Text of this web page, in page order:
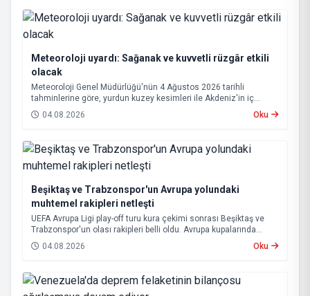
Meteoroloji uyardı: Sağanak ve kuvvetli rüzgâr etkili
olacak
Meteoroloji Genel Müdürlüğü'nün 4 Ağustos 2026 tarihli
tahminlerine göre, yurdun kuzey kesimleri ile Akdeniz'in iç
bölgelerinde yer yer sağanak ve gök gürültülü sağanak yağış
bekleniyor.
04.08.2026 Oku
Beşiktaş ve Trabzonspor'un Avrupa yolundaki
muhtemel rakipleri netleşti
UEFA Avrupa Ligi play-off turu kura çekimi sonrası Beşiktaş ve
Trabzonspor'un olası rakipleri belli oldu. Avrupa kupalarında
yoluna devam eden Beşiktaş ve Trabzonspor, grup aşamasına
kalabilmek için kritik eşleşmelerle karşı karşıya gelecek.
04.08.2026 Oku